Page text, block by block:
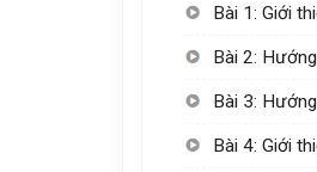
Bài 1: Giới
Bài 2:
Bài 3:
Bài 4: Giới